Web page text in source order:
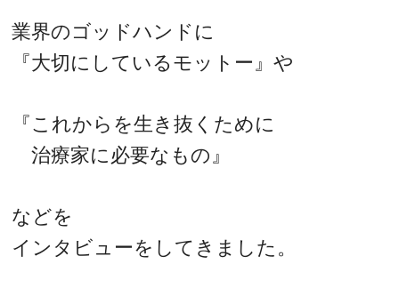
業界のゴッドハンドに
『大切にしているモットー』や
『これからを生き抜くために
治療家に必要なもの』
などを
インタビューをしてきました。